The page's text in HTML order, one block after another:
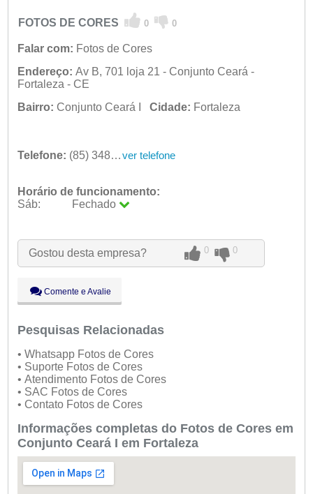
FOTOS DE CORES 0 0
Falar com: Fotos de Cores
Endereço: Av B, 701 loja 21 - Conjunto Ceará -
Fortaleza - CE
Bairro: Conjunto Ceará I Cidade: Fortaleza
Telefone: (85) 3489-2108 ver telefone
Horário de funcionamento:
Sáb:
Fechado
Qua:
09:00 - 18:00
Qui:
09:00 - 18:00
Sáb:
Dom:
Fechado
Gostou desta empresa? 0 0
Comente e Avalie
Pesquisas Relacionadas
• Whatsapp Fotos de Cores
• Suporte Fotos de Cores
• Atendimento Fotos de Cores
• SAC Fotos de Cores
• Contato Fotos de Cores
Informações completas do Fotos de Cores em
Conjunto Ceará I em Fortaleza